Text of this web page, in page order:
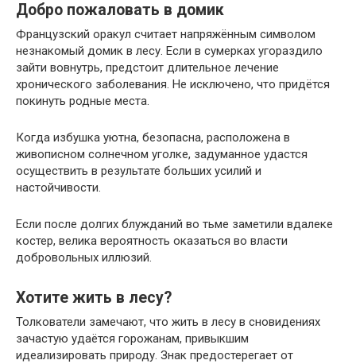
Добро пожаловать в домик
Французский оракул считает напряжённым символом
незнакомый домик в лесу. Если в сумерках угораздило
зайти вовнутрь, предстоит длительное лечение
хронического заболевания. Не исключено, что придётся
покинуть родные места.
Когда избушка уютна, безопасна, расположена в
живописном солнечном уголке, задуманное удастся
осуществить в результате больших усилий и
настойчивости.
Если после долгих блужданий во тьме заметили вдалеке
костер, велика вероятность оказаться во власти
добровольных иллюзий.
Хотите жить в лесу?
Толкователи замечают, что жить в лесу в сновидениях
зачастую удаётся горожанам, привыкшим
идеализировать природу. Знак предостерегает от